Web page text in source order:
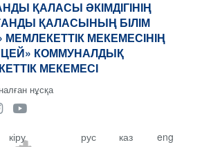
ҚАЛАСЫ ӘКІМДІГІНІҢ
ҚАЛАСЫНЫҢ БІЛІМ
МЕМЛЕКЕТТІК МЕКЕМЕСІНІҢ
КОММУНАЛДЫҚ
МЕКЕМЕСІ
нұсқа
кіру рус каз eng